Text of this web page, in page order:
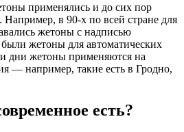
применялись и до сих пор
в 90-х по всей стране для
жетоны с надписью
жетоны для автоматических
дни жетоны применяются на
— например, такие есть в Гродно,
есть?